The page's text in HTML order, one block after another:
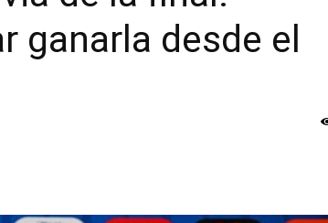
ganarla desde el